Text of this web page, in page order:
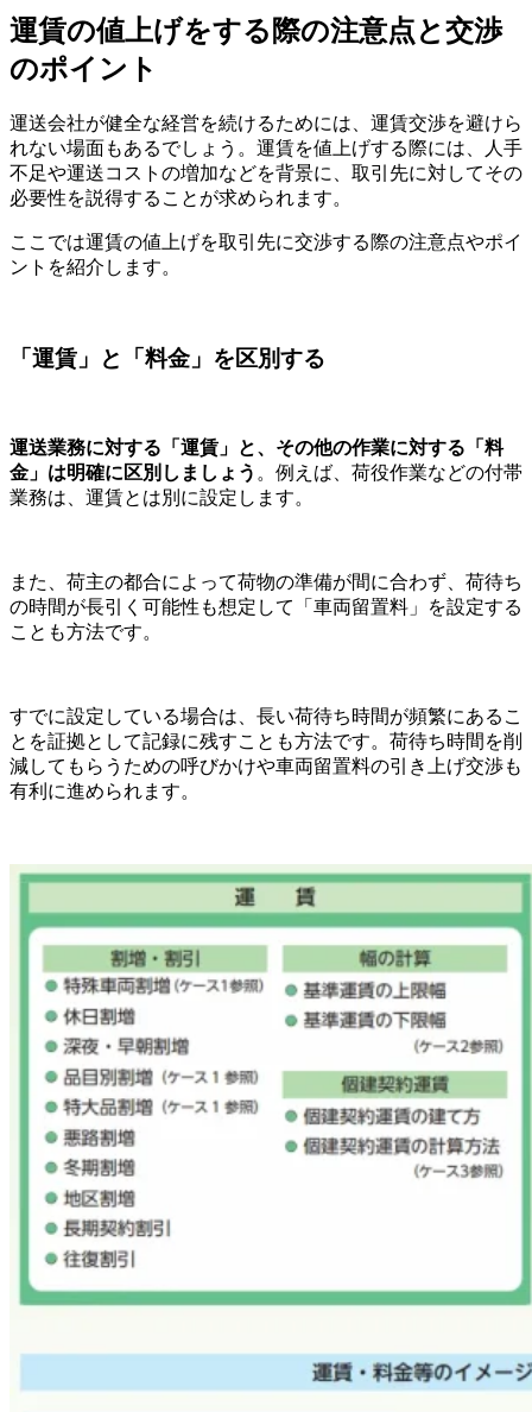
運賃の値上げをする際の注意点と交渉
のポイント
運送会社が健全な経営を続けるためには、運賃交渉を避けら
れない場面もあるでしょう。運賃を値上げする際には、人手
不足や運送コストの増加などを背景に、取引先に対してその
必要性を説得することが求められます。
ここでは運賃の値上げを取引先に交渉する際の注意点やポイ
ントを紹介します。
「運賃」と「料金」を区別する
運送業務に対する「運賃」と、その他の作業に対する「料
金」は明確に区別しましょう 。例えば、荷役作業などの付帯
業務は、運賃とは別に設定します。
また、荷主の都合によって荷物の準備が間に合わず、荷待ち
の時間が長引く可能性も想定して「車両留置料」を設定する
ことも方法です。
すでに設定している場合は、長い荷待ち時間が頻繁にあるこ
とを証拠として記録に残すことも方法です。荷待ち時間を削
減してもらうための呼びかけや車両留置料の引き上げ交渉も
有利に進められます。